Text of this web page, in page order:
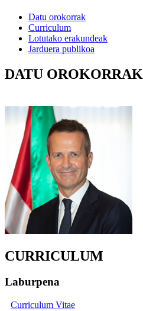
Datu orokorrak
Curriculum
Lotutako erakundeak
Jarduera publikoa
DATU OROKORRAK
CURRICULUM
Laburpena
Curriculum Vitae